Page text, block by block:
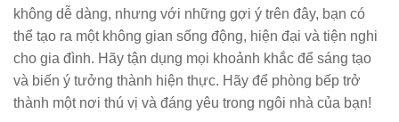
không dễ dàng, nhưng với những gợi ý trên đây, bạn có
thể tạo ra một không gian sống động, hiện đại và tiện nghi
cho gia đình. Hãy tận dụng mọi khoảnh khắc để sáng tạo
và biến ý tưởng thành hiện thực. Hãy để phòng bếp trở
thành một nơi thú vị và đáng yêu trong ngôi nhà của bạn!